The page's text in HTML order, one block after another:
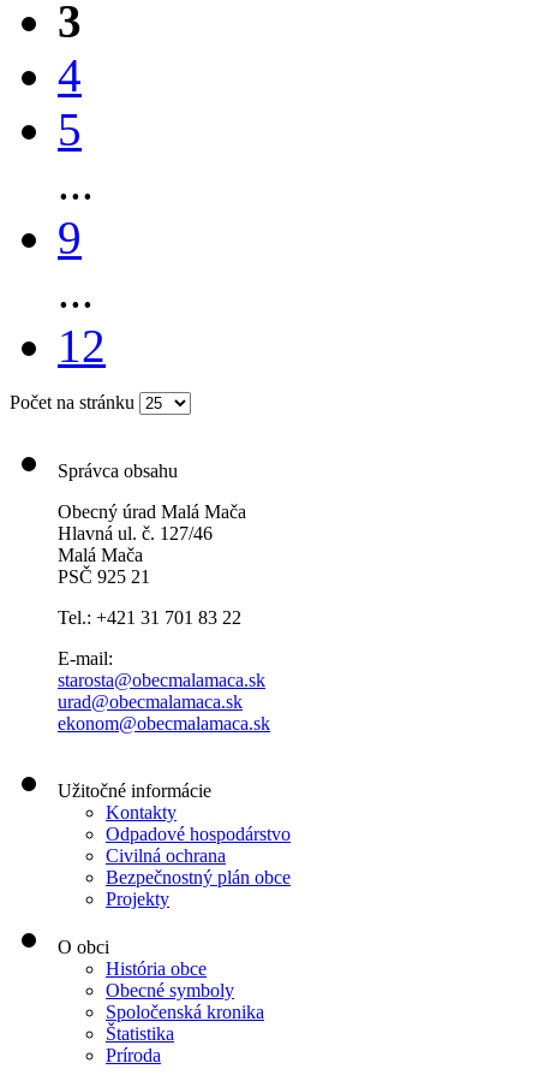
3
4
5
...
9
...
12
Počet na stránku
Správca obsahu
Obecný úrad Malá Mača
Hlavná ul. č. 127/46
Malá Mača
PSČ 925 21
Tel.: +421 31 701 83 22
E-mail:
starosta@obecmalamaca.sk
urad@obecmalamaca.sk
ekonom@obecmalamaca.sk
Užitočné informácie
Kontakty
Odpadové hospodárstvo
Civilná ochrana
Bezpečnostný plán obce
Projekty
O obci
História obce
Obecné symboly
Spoločenská kronika
Štatistika
Príroda